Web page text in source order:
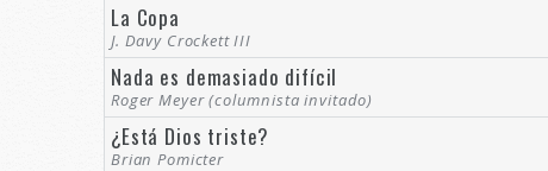
La Copa
J. Davy Crockett III
Nada es demasiado difícil
Roger Meyer (columnista invitado)
¿Está Dios triste?
Brian Pomicter